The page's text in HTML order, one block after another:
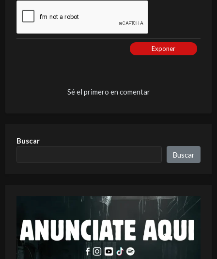
Exponer
Sé el primero en comentar
Buscar
Buscar